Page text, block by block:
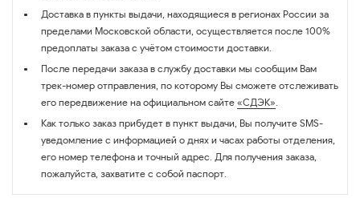
Доставка в пункты выдачи, находящиеся в регионах России за
пределами Московской области, осуществляется после 100%
предоплаты заказа с учётом стоимости доставки.
После передачи заказа в службу доставки мы сообщим Вам
трек-номер отправления, по которому Вы сможете отслеживать
его передвижение на официальном сайте «СДЭК».
Как только заказ прибудет в пункт выдачи, Вы получите SMS-
уведомление с информацией о днях и часах работы отделения,
его номер телефона и точный адрес. Для получения заказа,
пожалуйста, захватите с собой паспорт.